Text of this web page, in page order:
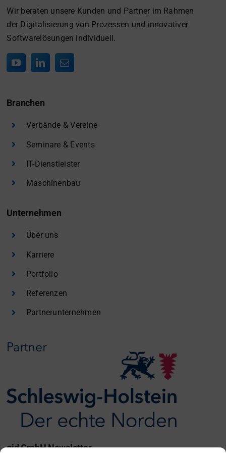
Wir beraten unsere Kunden und Partner im Rahmen
der Digitalisierung von Prozessen und innovativer
Softwarelösungen individuell.
Branchen
Verbände & Vereine
Seminare & Events
IT-Dienstleister
Maschinenbau
Unternehmen
Über uns
Karriere
Portfolio
Referenzen
Partnerunternehmen
gid GmbH Newsletter